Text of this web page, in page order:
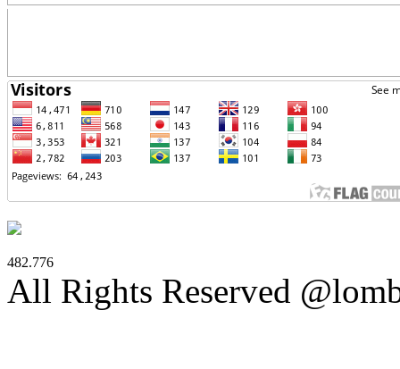
482.776
All Rights Reserved